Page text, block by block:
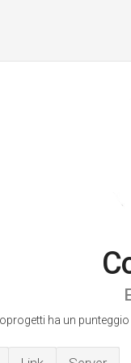
ha un punteggio